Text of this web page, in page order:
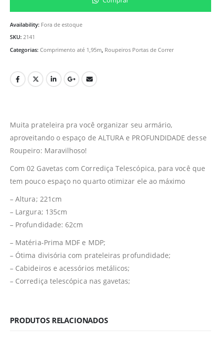
Availability: Fora de estoque
SKU: 2141
Categorias: Comprimento até 1,95m, Roupeiros Portas de Correr
Muita prateleira pra você organizar seu armário,
aproveitando o espaço de ALTURA e PROFUNDIDADE desse
Roupeiro: Maravilhoso!
Com 02 Gavetas com Corrediça Telescópica, para você que
tem pouco espaço no quarto otimizar ele ao máximo
– Altura; 221cm
– Largura; 135cm
– Profundidade: 62cm
– Matéria-Prima MDF e MDP;
– Ótima divisória com prateleiras profundidade;
– Cabideiros e acessórios metálicos;
– Corrediça telescópica nas gavetas;
PRODUTOS RELACIONADOS